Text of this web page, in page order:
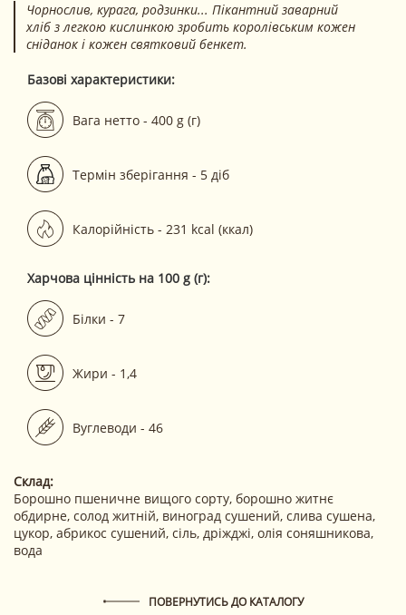
Чорнослив, курага, родзинки... Пікантний заварний
хліб з легкою кислинкою зробить королівським кожен
сніданок і кожен святковий бенкет.
Базові характеристики:
Вага нетто - 400 g (г)
Термін зберігання - 5 діб
Калорійність - 231 kcal (ккал)
Харчова цінність на 100 g (г):
Білки - 7
Жири - 1,4
Вуглеводи - 46
Склад:
Борошно пшеничне вищого сорту, борошно житнє
обдирне, солод житній, виноград сушений, слива сушена,
цукор, абрикос сушений, сіль, дріжджі, олія соняшникова,
вода
ПОВЕРНУТИСЬ ДО КАТАЛОГУ